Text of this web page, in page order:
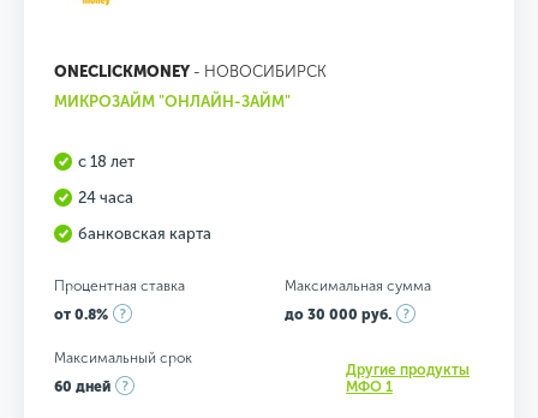
ONECLICKMONEY - НОВОСИБИРСК
МИКРОЗАЙМ "ОНЛАЙН-ЗАЙМ"
с 18 лет
24 часа
банковская карта
Процентная ставка
от 0.8%
Максимальная сумма
до 30 000 руб.
Максимальный срок
60 дней
Другие продукты
МФО 1